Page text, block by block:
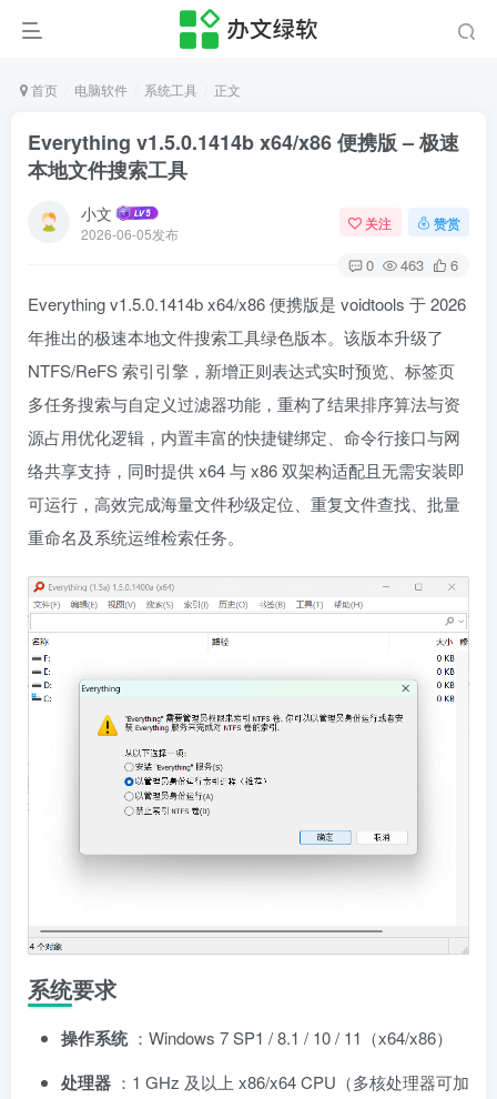
首页 电脑软件 系统工具 正文
Everything v1.5.0.1414b x64/x86 便携版 – 极速
本地文件搜索工具
小文
2026-06-05发布
关注 赞赏
0 463 6
Everything v1.5.0.1414b x64/x86 便携版是 voidtools 于 2026
年推出的极速本地文件搜索工具绿色版本。该版本升级了
NTFS/ReFS 索引引擎，新增正则表达式实时预览、标签页
多任务搜索与自定义过滤器功能，重构了结果排序算法与资
源占用优化逻辑，内置丰富的快捷键绑定、命令行接口与网
络共享支持，同时提供 x64 与 x86 双架构适配且无需安装即
可运行，高效完成海量文件秒级定位、重复文件查找、批量
重命名及系统运维检索任务。
系统要求
操作系统：Windows 7 SP1 / 8.1 / 10 / 11（x64/x86）
处理器 ：1 GHz 及以上 x86/x64 CPU（多核处理器可加